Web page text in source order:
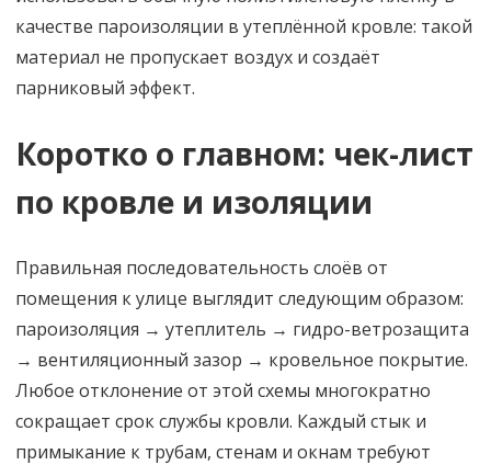
качестве пароизоляции в утеплённой кровле: такой
материал не пропускает воздух и создаёт
парниковый эффект.
Коротко о главном: чек-лист
по кровле и изоляции
Правильная последовательность слоёв от
помещения к улице выглядит следующим образом:
пароизоляция → утеплитель → гидро-ветрозащита
→ вентиляционный зазор → кровельное покрытие.
Любое отклонение от этой схемы многократно
сокращает срок службы кровли. Каждый стык и
примыкание к трубам, стенам и окнам требуют